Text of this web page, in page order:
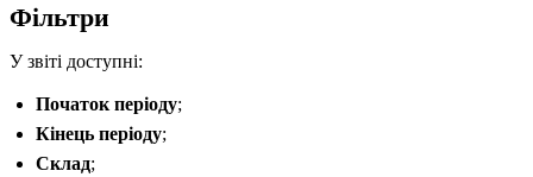
Фільтри
У звіті доступні:
Початок періоду;
Кінець періоду;
Склад;